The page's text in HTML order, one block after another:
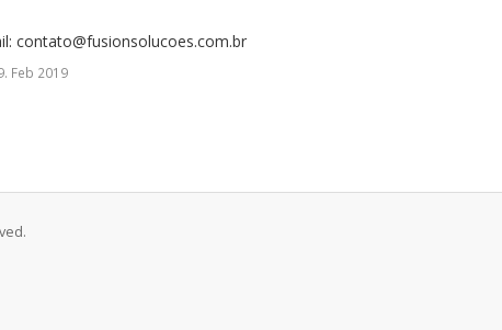
contato@fusionsolucoes.com.br
Feb 2019